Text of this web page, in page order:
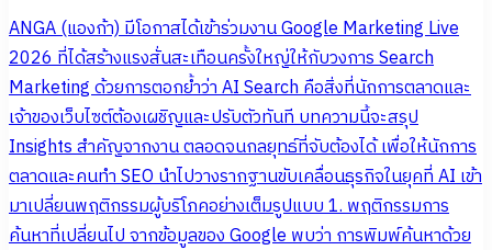
ANGA (แองก้า) มีโอกาสได้เข้าร่วมงาน Google Marketing Live
2026 ที่ได้สร้างแรงสั่นสะเทือนครั้งใหญ่ให้กับวงการ Search
Marketing ด้วยการตอกย้ำว่า AI Search คือสิ่งที่นักการตลาดและ
เจ้าของเว็บไซต์ต้องเผชิญและปรับตัวทันที บทความนี้จะสรุป
Insights สำคัญจากงาน ตลอดจนกลยุทธ์ที่จับต้องได้ เพื่อให้นักการ
ตลาดและคนทำ SEO นำไปวางรากฐานขับเคลื่อนธุรกิจในยุคที่ AI เข้า
มาเปลี่ยนพฤติกรรมผู้บริโภคอย่างเต็มรูปแบบ 1. พฤติกรรมการ
ค้นหาที่เปลี่ยนไป จากข้อมูลของ Google พบว่า การพิมพ์ค้นหาด้วย